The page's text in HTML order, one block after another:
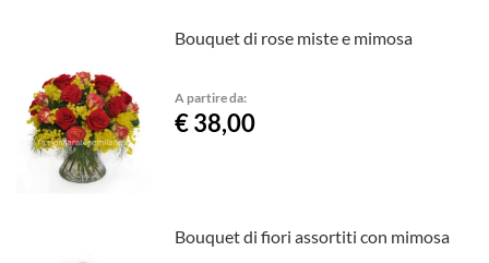
Bouquet di rose miste e mimosa
A partire da:
€ 38,00
Bouquet di fiori assortiti con mimosa